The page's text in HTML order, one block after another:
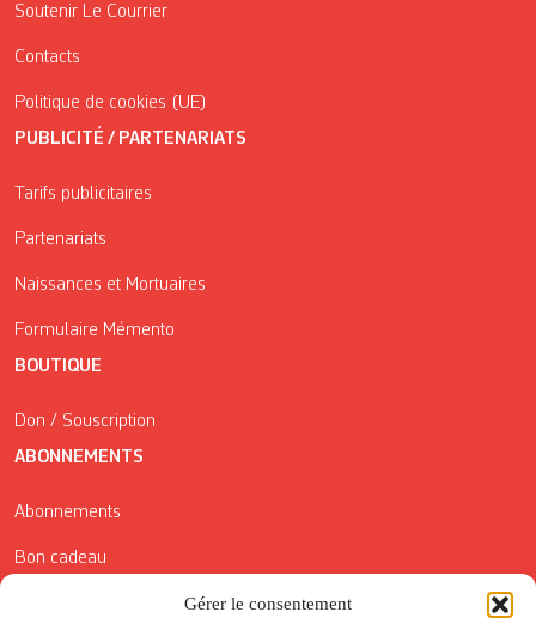
Gérer le consentement
Soutenir Le Courrier
Contacts
Politique de cookies (UE)
PUBLICITÉ / PARTENARIATS
Tarifs publicitaires
Partenariats
Naissances et Mortuaires
Formulaire Mémento
BOUTIQUE
Don / Souscription
ABONNEMENTS
Abonnements
Bon cadeau
Conditions générales de vente